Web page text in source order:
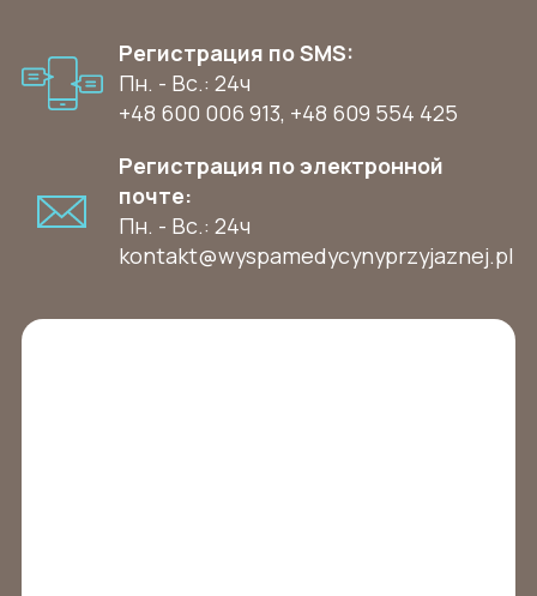
Регистрация по SMS:
Пн. - Вс.: 24ч
+48 600 006 913, +48 609 554 425
Регистрация по электронной
почте:
Пн. - Вс.: 24ч
kontakt@wyspamedycynyprzyjaznej.pl